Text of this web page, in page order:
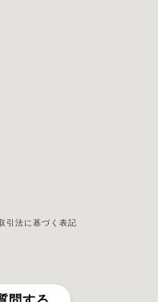
引法に基づく表記